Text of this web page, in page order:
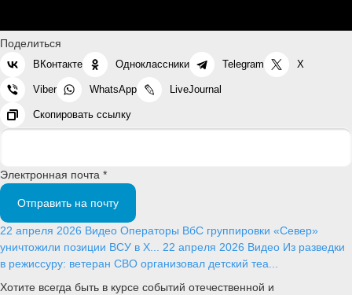
Поделиться
ВКонтакте Одноклассники Telegram X
Viber WhatsApp LiveJournal
Скопировать ссылку
Электронная почта *
Отправить на почту
22 апреля 2026 Видео Операторы ВбС группировки «Север»
уничтожили позиции ВСУ в Х... 22 апреля 2026 Видео Из разведки
в режиссуру: ветеран СВО организовал детский теа...
Хотите всегда быть в курсе событий отечественной и